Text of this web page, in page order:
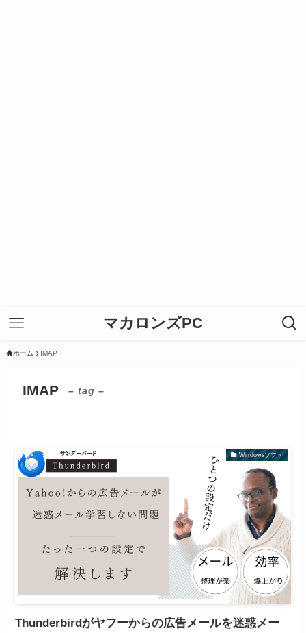
マカロンズPC
ホーム IMAP
IMAP – tag –
Windowsソフト
Thunderbirdがヤフーからの広告メールを迷惑メー